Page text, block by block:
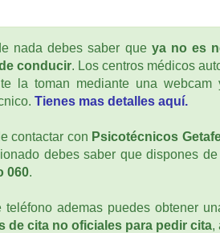
nada debes saber que ya no es
conducir. Los centros médicos
la toman mediante una
Tienes mas detalles aquí.
contactar con Psicotécnicos
debes saber que dispones de
060.
teléfono ademas puedes obtener
de cita no oficiales para pedir cita,